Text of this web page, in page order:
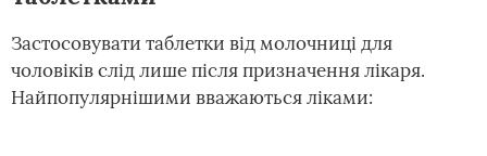
Застосовувати таблетки від молочниці для
чоловіків слід лише після призначення лікаря.
Найпопулярнішими вважаються ліками: